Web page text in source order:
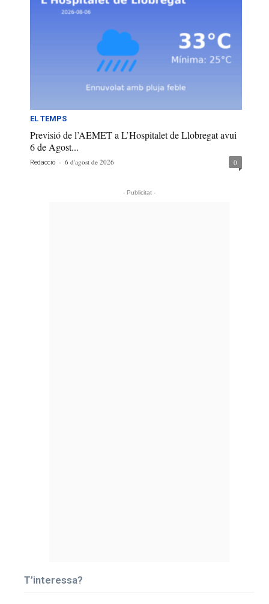
EL TEMPS
Previsió de l’AEMET a L’Hospitalet de Llobregat avui
6 de Agost...
Redacció - 6 d'agost de 2026 0
- Publicitat -
T’interessa?